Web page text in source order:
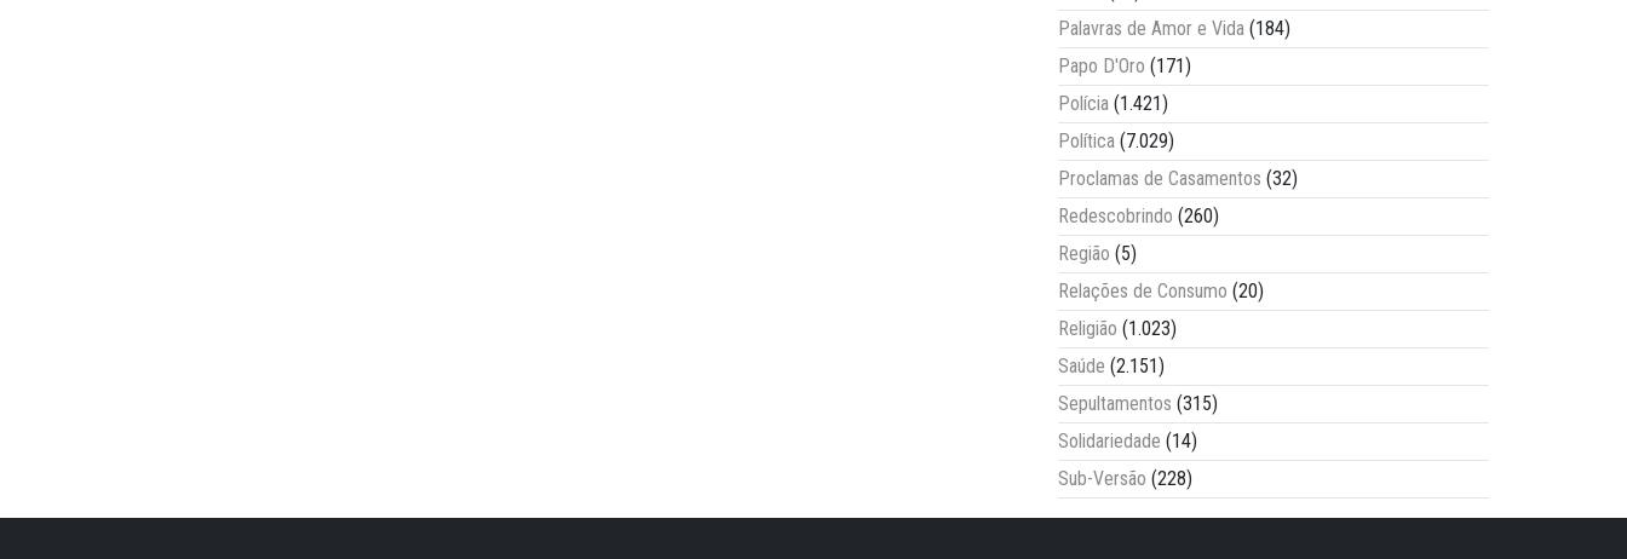
Palavras de Amor e Vida (184)
Papo D'Oro (171)
Polícia (1.421)
Política (7.029)
Proclamas de Casamentos (32)
Redescobrindo (260)
Região (5)
Relações de Consumo (20)
Religião (1.023)
Saúde (2.151)
Sepultamentos (315)
Solidariedade (14)
Sub-Versão (228)